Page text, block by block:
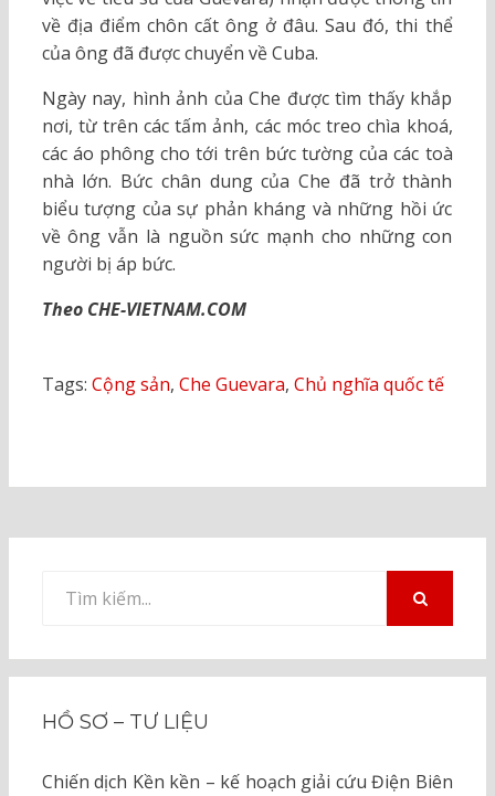
về địa điểm chôn cất ông ở đâu. Sau đó, thi thể
của ông đã được chuyển về Cuba.
Ngày nay, hình ảnh của Che được tìm thấy khắp
nơi, từ trên các tấm ảnh, các móc treo chìa khoá,
các áo phông cho tới trên bức tường của các toà
nhà lớn. Bức chân dung của Che đã trở thành
biểu tượng của sự phản kháng và những hồi ức
về ông vẫn là nguồn sức mạnh cho những con
người bị áp bức.
Theo CHE-VIETNAM.COM
Tags: Cộng sản, Che Guevara, Chủ nghĩa quốc tế
kiếm
HỒ SƠ – TƯ LIỆU
Chiến dịch Kền kền – kế hoạch giải cứu Điện Biên